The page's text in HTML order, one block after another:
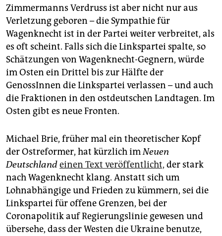
Zimmermanns Verdruss ist aber nicht nur aus
Verletzung geboren – die Sympathie für
Wagenknecht ist in der Partei weiter verbreitet, als
es oft scheint. Falls sich die Linkspartei spalte, so
Schätzungen von Wagenknecht-Gegnern, würde
im Osten ein Drittel bis zur Hälfte der
GenossInnen die Linkspartei verlassen – und auch
die Fraktionen in den ostdeutschen Landtagen. Im
Osten gibt es neue Fronten.
Michael Brie, früher mal ein theoretischer Kopf
der Ostreformer, hat kürzlich imNeuen
Deutschlandeinen Text veröffentlicht, der stark
nach Wagenknecht klang. Anstatt sich um
Lohnabhängige und Frieden zu kümmern, sei die
Linkspartei für offene Grenzen, bei der
Coronapolitik auf Regierungslinie gewesen und
übersehe, dass der Westen die Ukraine benutze,